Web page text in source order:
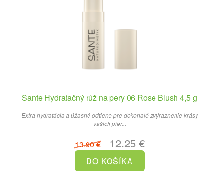
Sante Hydratačný rúž na pery 06 Rose Blush 4,5 g
Extra hydratácia a úžasné odtiene pre dokonalé zvýraznenie krásy
vašich pier...
13.90 €12.25 €